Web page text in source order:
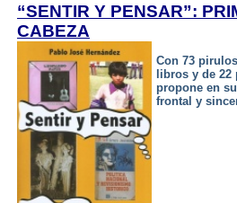
“SENTIR Y PENSAR”:
CABEZA
Con 73
libros y de
propone en
frontal y